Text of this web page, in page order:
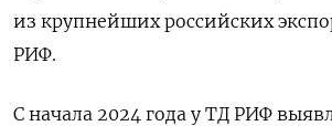
из крупнейших российских
РИФ.
С начала 2024 года у ТД РИФ